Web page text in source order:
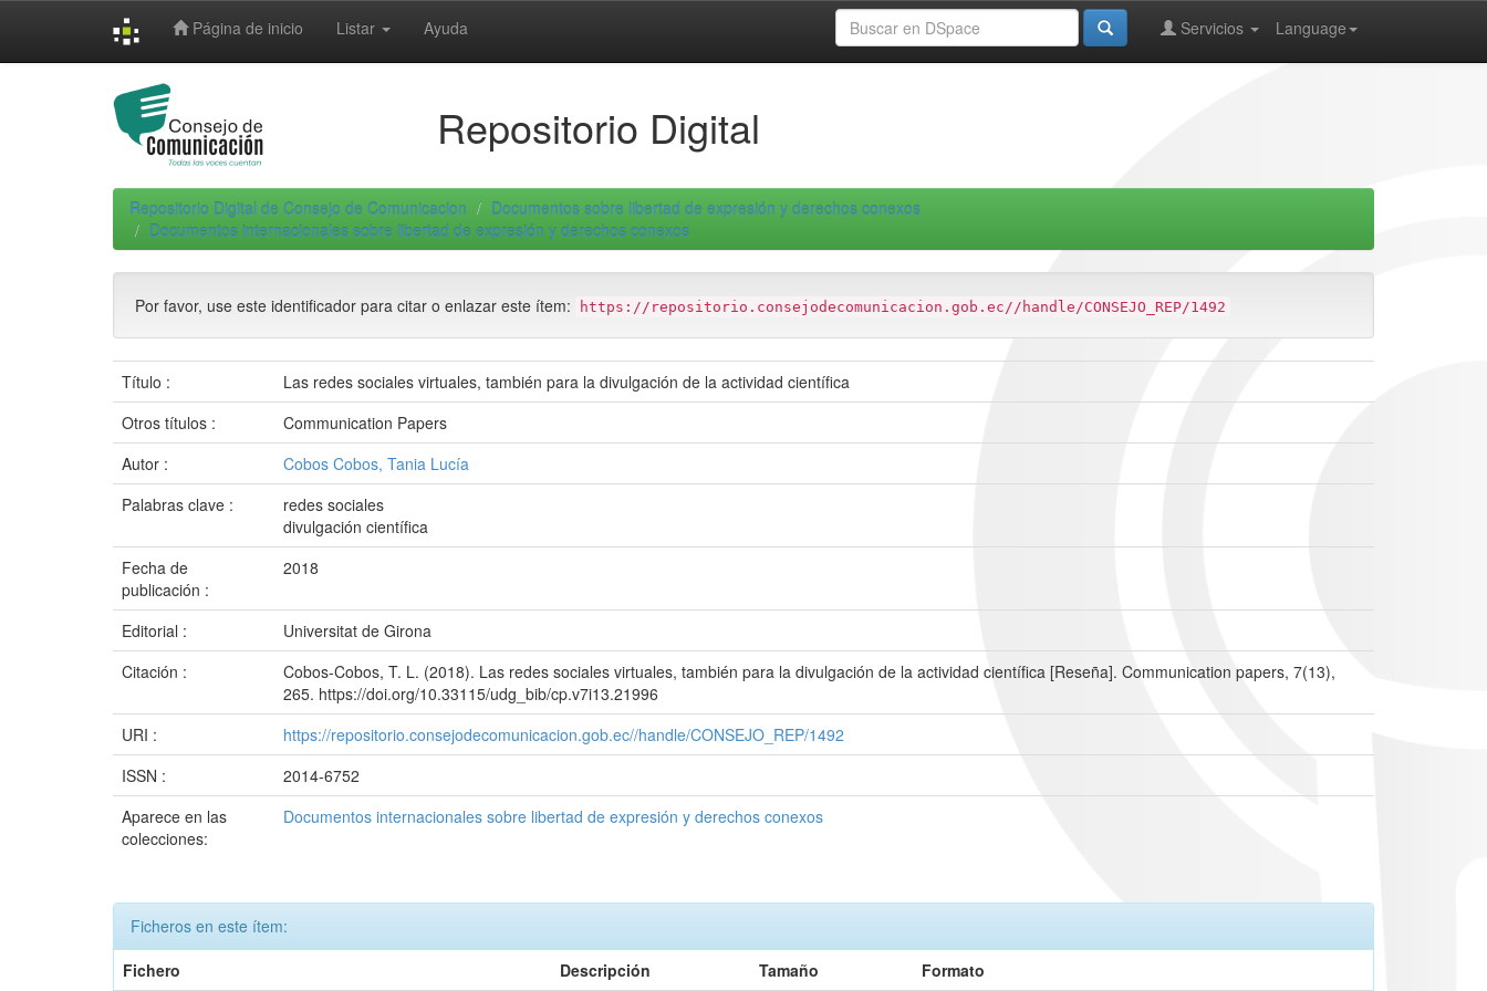
Página de inicio Listar Ayuda Language
Servicios
Repositorio Digital
Repositorio Digital de Consejo de Comunicacion
Documentos sobre libertad de expresión y derechos conexos
Documentos internacionales sobre libertad de expresión y derechos conexos
Por favor, use este identificador para citar o enlazar este ítem: https://repositorio.consejodecomunicacion.gob.ec//handle/CONSEJO_REP/1492
Título :
Las redes sociales virtuales, también para la divulgación de la actividad científica
Otros títulos :
Communication Papers
Autor :
Cobos Cobos, Tania Lucía
Palabras clave :
redes sociales
divulgación científica
Fecha de
publicación :
2018
Editorial :
Universitat de Girona
Citación :
Cobos-Cobos, T. L. (2018). Las redes sociales virtuales, también para la divulgación de la actividad científica [Reseña]. Communication papers, 7(13),
265. https://doi.org/10.33115/udg_bib/cp.v7i13.21996
URI :
https://repositorio.consejodecomunicacion.gob.ec//handle/CONSEJO_REP/1492
ISSN :
2014-6752
Aparece en las
colecciones:
Documentos internacionales sobre libertad de expresión y derechos conexos
Ficheros en este ítem:
Fichero
Descripción Tamaño Formato